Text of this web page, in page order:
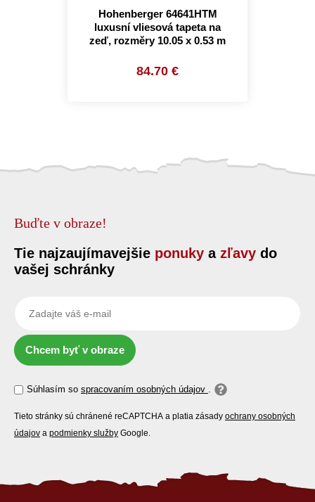
Hohenberger 64641HTM
luxusní vliesová tapeta na
zeď, rozměry 10.05 x 0.53 m
84.70 €
Buďte v obraze!
Tie najzaujímavejšie ponuky a zľavy do
vašej schránky
Chcem byť v obraze
Súhlasím so spracovaním osobných údajov .
Tieto stránky sú chránené reCAPTCHA a platia zásady ochrany osobných
údajov a podmienky služby Google.